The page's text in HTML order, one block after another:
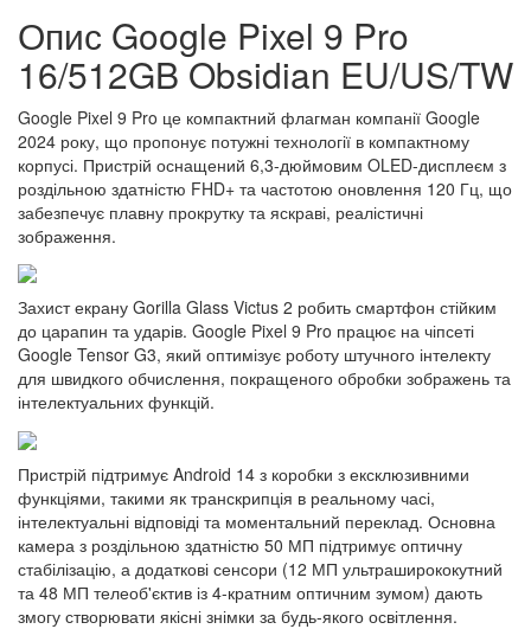
Опис Google Pixel 9 Pro
16/512GB Obsidian EU/US/TW
Google Pixel 9 Pro це компактний флагман компанії Google
2024 року, що пропонує потужні технології в компактному
корпусі. Пристрій оснащений 6,3-дюймовим OLED-дисплеєм з
роздільною здатністю FHD+ та частотою оновлення 120 Гц, що
забезпечує плавну прокрутку та яскраві, реалістичні
зображення.
Захист екрану Gorilla Glass Victus 2 робить смартфон стійким
до царапин та ударів. Google Pixel 9 Pro працює на чіпсеті
Google Tensor G3, який оптимізує роботу штучного інтелекту
для швидкого обчислення, покращеного обробки зображень та
інтелектуальних функцій.
Пристрій підтримує Android 14 з коробки з ексклюзивними
функціями, такими як транскрипція в реальному часі,
інтелектуальні відповіді та моментальний переклад. Основна
камера з роздільною здатністю 50 МП підтримує оптичну
стабілізацію, а додаткові сенсори (12 МП ультраширококутний
та 48 МП телеоб'єктив із 4-кратним оптичним зумом) дають
змогу створювати якісні знімки за будь-якого освітлення.